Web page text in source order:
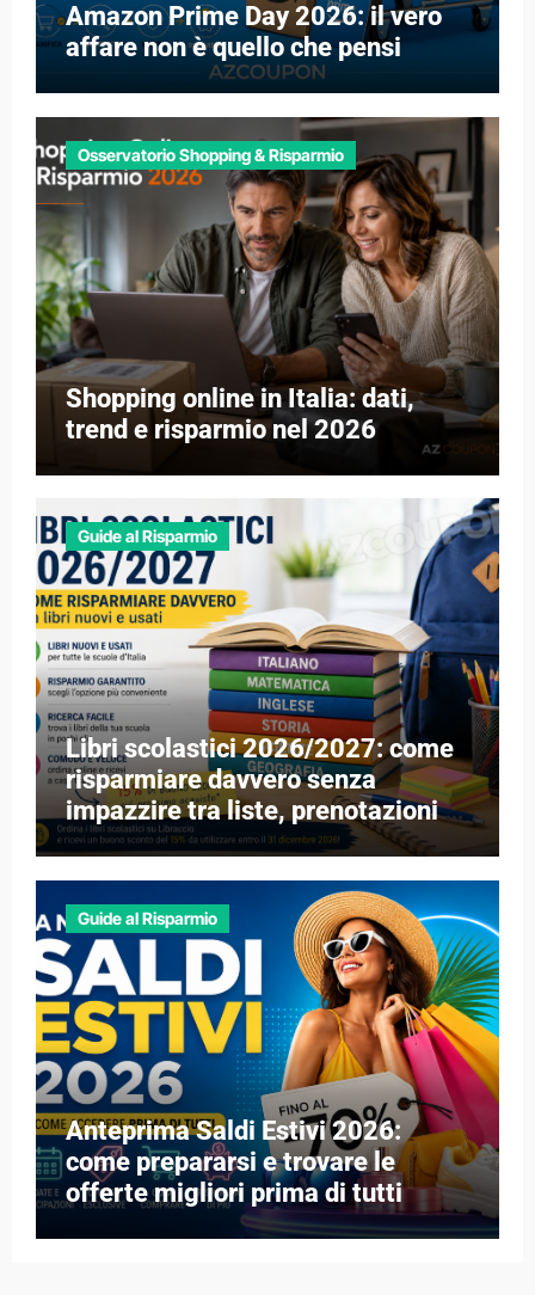
Amazon Prime Day 2026: il vero
affare non è quello che pensi
Osservatorio Shopping & Risparmio
Shopping online in Italia: dati,
trend e risparmio nel 2026
Guide al Risparmio
Libri scolastici 2026/2027: come
risparmiare davvero senza
impazzire tra liste, prenotazioni e
libri esauriti
Guide al Risparmio
Anteprima Saldi Estivi 2026:
come prepararsi e trovare le
offerte migliori prima di tutti